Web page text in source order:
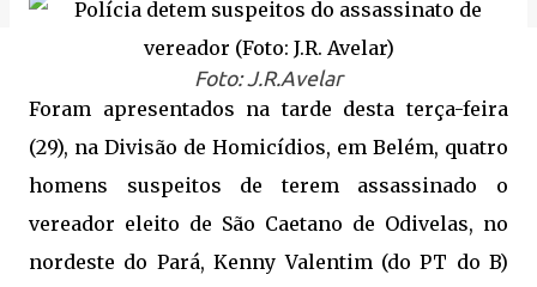
Foto: J.R.Avelar
Foram apresentados na tarde desta terça-feira
(29), na Divisão de Homicídios, em Belém, quatro
homens suspeitos de terem assassinado o
vereador eleito de São Caetano de Odivelas, no
nordeste do Pará, Kenny Valentim (do PT do B)